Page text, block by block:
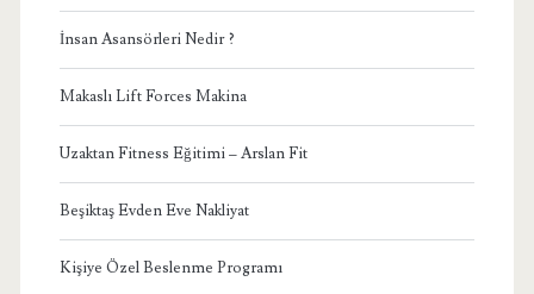
İnsan Asansörleri Nedir ?
Makaslı Lift Forces Makina
Uzaktan Fitness Eğitimi – Arslan Fit
Beşiktaş Evden Eve Nakliyat
Kişiye Özel Beslenme Programı